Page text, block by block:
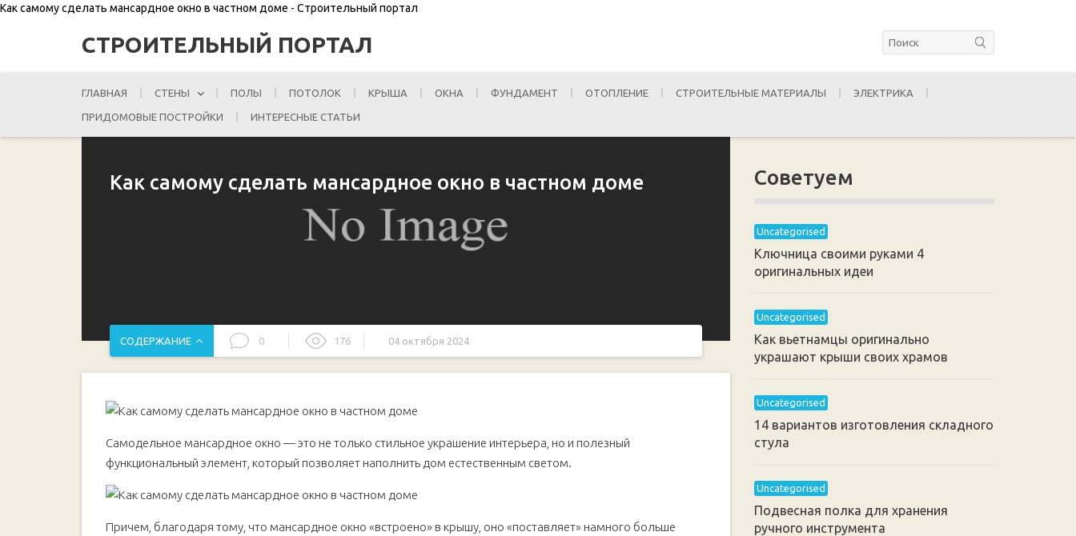
Как самому сделать мансардное окно в частном доме - Строительный портал
СТРОИТЕЛЬНЫЙ ПОРТАЛ
ГЛАВНАЯ СТЕНЫ ПОЛЫ ПОТОЛОК КРЫША ОКНА ФУНДАМЕНТ ОТОПЛЕНИЕ СТРОИТЕЛЬНЫЕ МАТЕРИАЛЫ ЭЛЕКТРИКА
ПРИДОМОВЫЕ ПОСТРОЙКИ ИНТЕРЕСНЫЕ СТАТЬИ
Как самому сделать мансардное окно в частном доме
СОДЕРЖАНИЕ 0 176 04 октября 2024
Самодельное мансардное окно — это не только стильное украшение интерьера, но и полезный
функциональный элемент, который позволяет наполнить дом естественным светом.
Причем, благодаря тому, что мансардное окно «встроено» в крышу, оно «поставляет» намного больше
Советуем
Uncategorised
Ключница своими руками 4
оригинальных идеи
Uncategorised
Как вьетнамцы оригинально
украшают крыши своих храмов
Uncategorised
14 вариантов изготовления складного
стула
Uncategorised
Подвесная полка для хранения
ручного инструмента